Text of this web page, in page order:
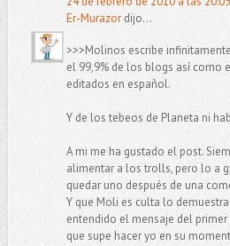
Er-Murazordijo...
>>>Molinos escribe
el 99,9% de los blogs así como
editados en español.
Y de los tebeos de Planeta ni
A mi me ha gustado el post.
alimentar a los trolls, pero lo a
quedar uno después de una
Y que Moli es culta lo
entendido el mensaje del
que supe hacer yo en su